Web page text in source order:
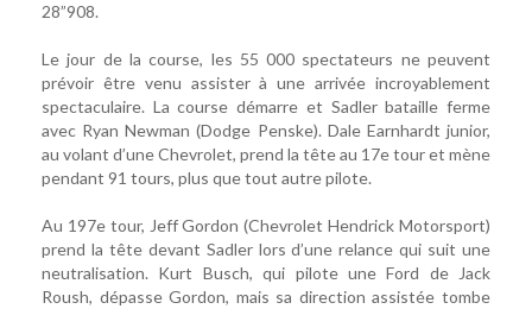
28”908.
Le jour de la course, les 55 000 spectateurs ne peuvent
prévoir être venu assister à une arrivée incroyablement
spectaculaire. La course démarre et Sadler bataille ferme
avec Ryan Newman (Dodge Penske). Dale Earnhardt junior,
au volant d’une Chevrolet, prend la tête au 17e tour et mène
pendant 91 tours, plus que tout autre pilote.
Au 197e tour, Jeff Gordon (Chevrolet Hendrick Motorsport)
prend la tête devant Sadler lors d’une relance qui suit une
neutralisation. Kurt Busch, qui pilote une Ford de Jack
Roush, dépasse Gordon, mais sa direction assistée tombe